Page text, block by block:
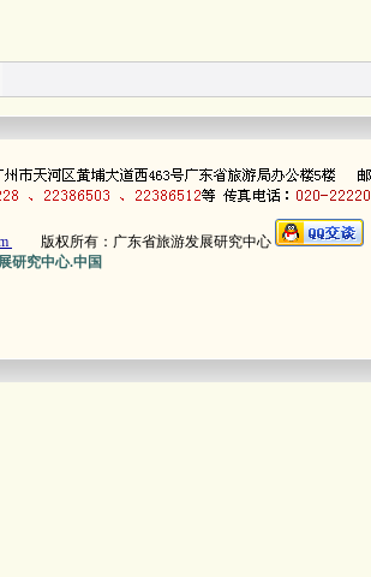
版权所有：广东省旅游发展研究中心
研究中心.中国